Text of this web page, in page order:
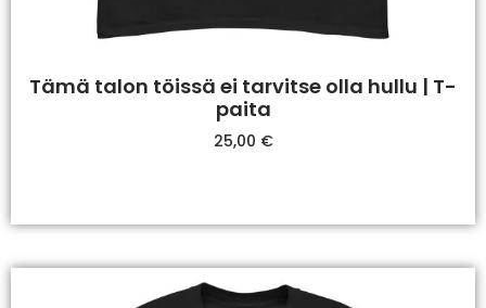
Tämä talon töissä ei tarvitse olla hullu | T-
paita
25,00 €